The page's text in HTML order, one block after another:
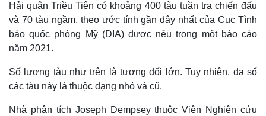
Hải quân Triều Tiên có khoảng 400 tàu tuần tra chiến đấu
và 70 tàu ngầm, theo ước tính gần đây nhất của Cục Tình
báo quốc phòng Mỹ (DIA) được nêu trong một báo cáo
năm 2021.
Số lượng tàu như trên là tương đối lớn. Tuy nhiên, đa số
các tàu này là thuộc dạng nhỏ và cũ.
Nhà phân tích Joseph Dempsey thuộc Viện Nghiên cứu